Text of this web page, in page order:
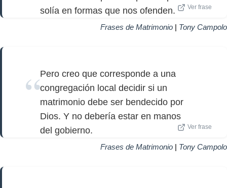
solía en formas que nos ofenden.
Ver frase
Frases de Matrimonio | Tony Campolo
Pero creo que corresponde a una
congregación local decidir si un
matrimonio debe ser bendecido por
Dios. Y no debería estar en manos
del gobierno.
Ver frase
Frases de Matrimonio | Tony Campolo